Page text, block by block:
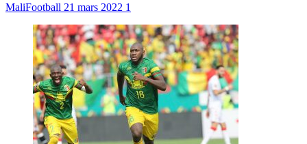
MaliFootball 21 mars 2022 1